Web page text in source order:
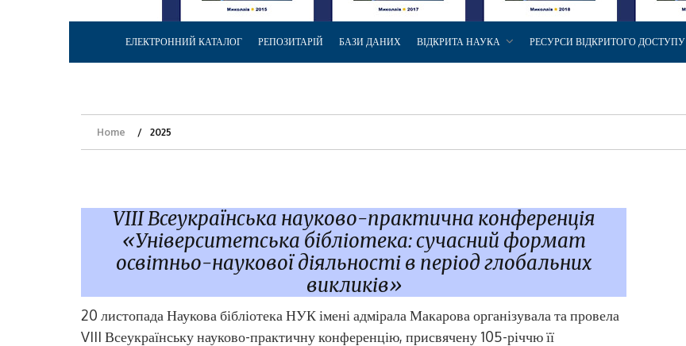
ЕЛЕКТРОННИЙ КАТАЛОГ РЕПОЗИТАРІЙ БАЗИ ДАНИХ ВІДКРИТА НАУКА РЕСУРСИ ВІДКРИТОГО ДОСТУПУ
Home 2025
VIII Всеукраїнська науково-практична конференція
«Університетська бібліотека: сучасний формат
освітньо-наукової діяльності в період глобальних
викликів»
20 листопада Наукова бібліотека НУК імені адмірала Макарова організувала та провела
VIII Всеукраїнську науково-практичну конференцію, присвячену 105-річчю її